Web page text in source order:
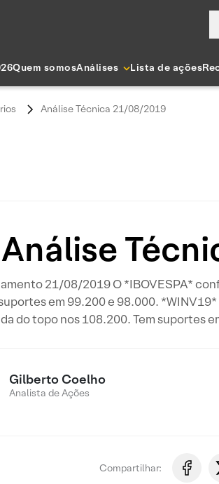
Quem somosAnálises Lista de ações
Análise Técnica 21/08/2019
Análise
21/08/2019 O *IBOVESPA*
em 99.200 e 98.000.
do topo nos 108.200. Tem suportes
Gilberto Coelho
Analista de Ações
Compartilhar: